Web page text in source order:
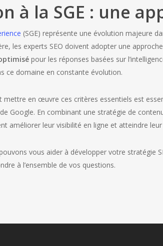
à la SGE : une
(SGE) représente une évolution majeure
les experts SEO doivent adopter une
pour les réponses basées sur
ce domaine en constante évolution.
mettre en œuvre ces critères essentiels est
Google. En combinant une stratégie de
améliorer leur visibilité en ligne et atteindre
vous aider à développer votre stratégie
à l’ensemble de vos questions.